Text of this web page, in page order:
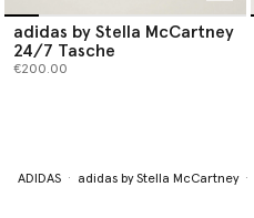
adidas by Stella McCartney
24/7 Tasche
€200.00
ADIDAS adidas by Stella McCartney